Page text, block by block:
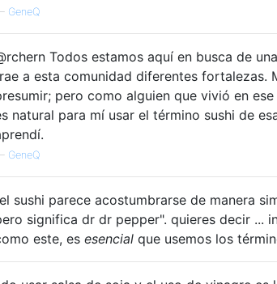
GeneQ
Todos estamos aquí en busca de
a esta comunidad diferentes fortalezas.
pero como alguien que vivió en
natural para mí usar el término sushi de
GeneQ
sushi parece acostumbrarse de manera
significa dr dr pepper". quieres decir ...
este, es esencial que usemos los